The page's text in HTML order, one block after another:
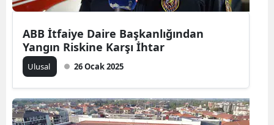
Eskişehir
Gaziantep
Hakkari
ABB İtfaiye Daire Başkanlığından
Yangın Riskine Karşı İhtar
Ulusal 26 Ocak 2025